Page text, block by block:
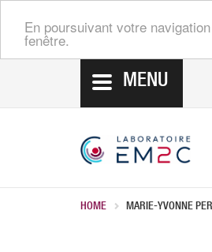
En poursuivant votre
fenêtre.
MENU
HOME MARIE-YVONNE